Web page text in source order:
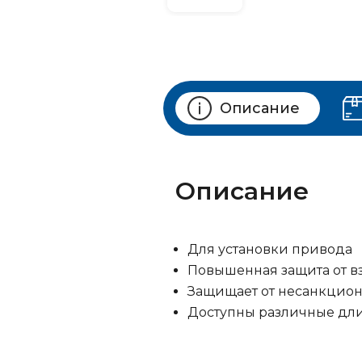
Описание
Описание
Для установки привода
Повышенная защита от
Защищает от
Доступны различные